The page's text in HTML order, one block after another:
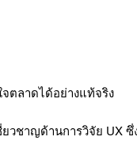
ตลาดได้อย่างแท้จริง
าญด้านการวิจัย UX ซึ่